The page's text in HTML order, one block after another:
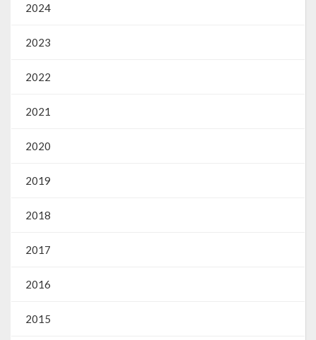
2024
2023
2022
2021
2020
2019
2018
2017
2016
2015